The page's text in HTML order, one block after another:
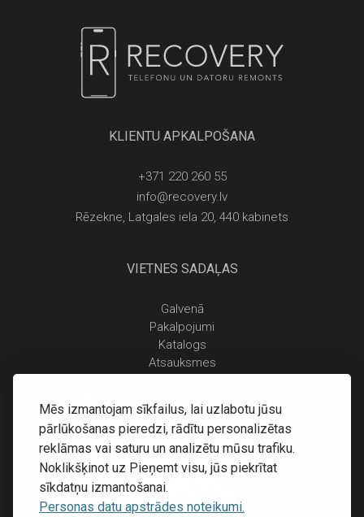
Mēs izmantojam sīkfailus, lai uzlabotu jūsu
pārlūkošanas pieredzi, rādītu personalizētas
reklāmas vai saturu un analizētu mūsu trafiku.
Noklikšķinot uz Pieņemt visu, jūs piekrītat
sīkdatņu izmantošanai.
Personas datu apstrādes noteikumi.
KLIENTU APKALPOŠANA
+371 220 260 55
info@recovery.lv
Rēzekne, Latgales iela 20, 440 kabinets
VIETNES SADAĻAS
Galvenā
Pakalpojumi
Katalogs
Atsauksmes
Piegāde un apmaksa
Atgriešanas noteikumi